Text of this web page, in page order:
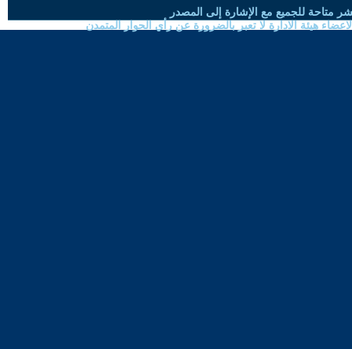
متاحة للجميع مع الإشارة إلى المصدر
هيئة الادارة لا تعبر بالضرورة عن رأي الحوار المتمدن